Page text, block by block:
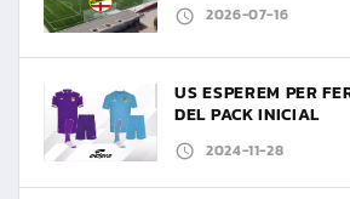
2026-07-16
US ESPEREM PER
DEL PACK INICIAL
2024-11-28